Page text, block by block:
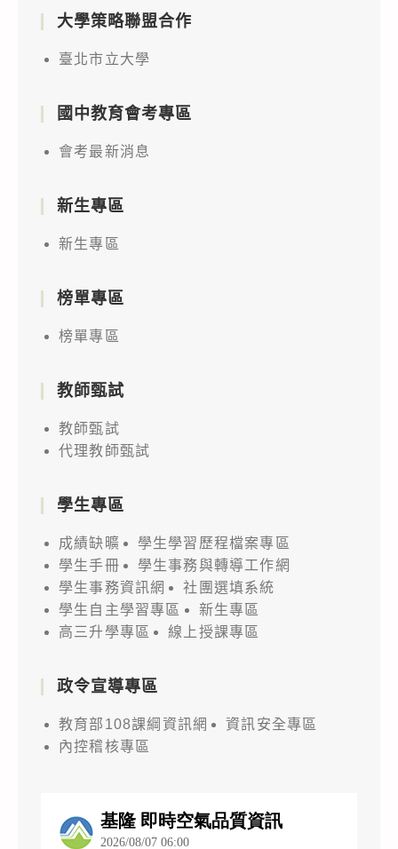
大學策略聯盟合作
臺北市立大學
國中教育會考專區
會考最新消息
新生專區
新生專區
榜單專區
榜單專區
教師甄試
教師甄試
代理教師甄試
學生專區
成績缺曠
學生學習歷程檔案專區
學生手冊
學生事務與轉導工作網
學生事務資訊網
社團選填系統
學生自主學習專區
新生專區
高三升學專區
線上授課專區
政令宣導專區
教育部108課綱資訊網
資訊安全專區
內控稽核專區